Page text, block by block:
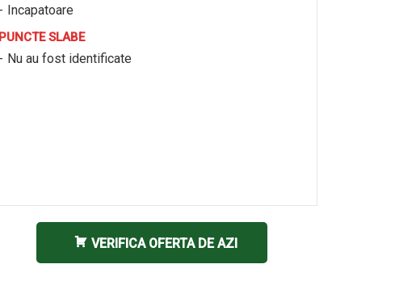
Incapatoare
PUNCTE SLABE
Nu au fost identificate
VERIFICA OFERTA DE AZI